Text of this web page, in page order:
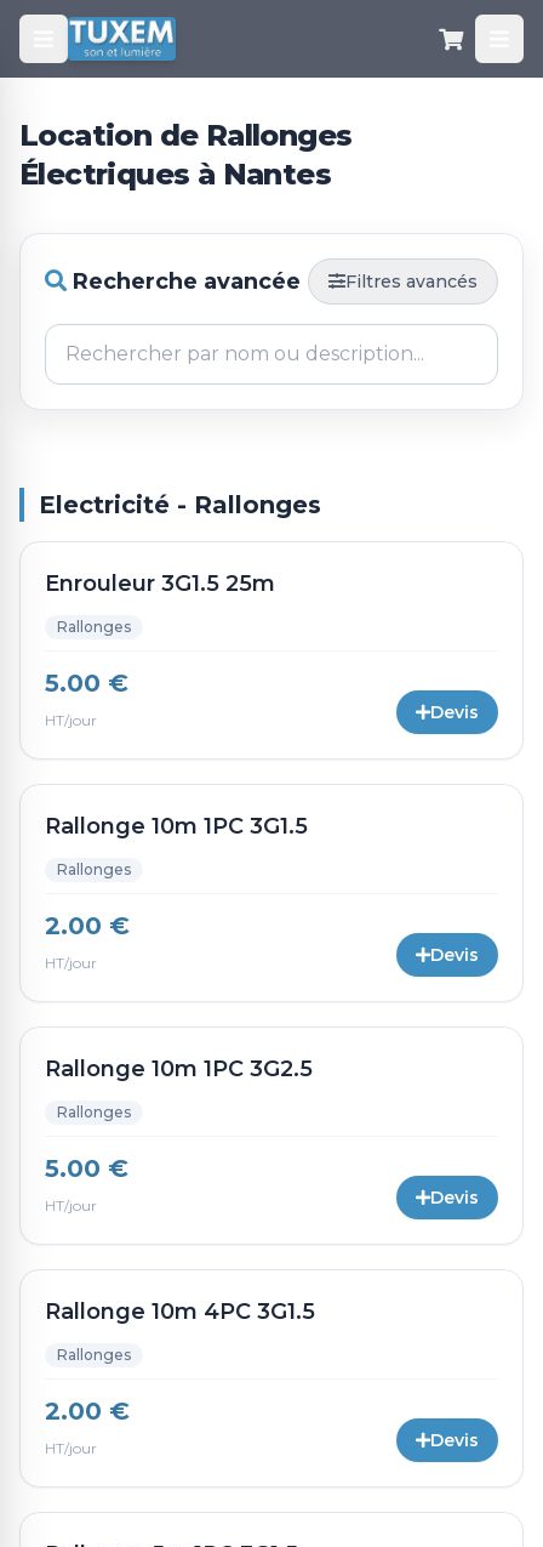
Location de Rallonges
Électriques à Nantes
Recherche avancée Filtres avancés
Electricité - Rallonges
Enrouleur 3G1.5 25m
Rallonges
5.00 €
HT/jour Devis
Rallonge 10m 1PC 3G1.5
Rallonges
2.00 €
HT/jour Devis
Rallonge 10m 1PC 3G2.5
Rallonges
5.00 €
HT/jour Devis
Rallonge 10m 4PC 3G1.5
Rallonges
2.00 €
HT/jour Devis